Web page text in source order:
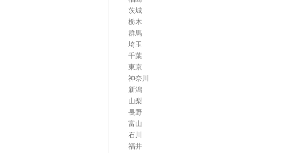
茨城
栃木
群馬
埼玉
千葉
東京
神奈川
新潟
山梨
長野
富山
石川
福井